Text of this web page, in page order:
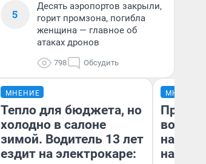
5
Десять аэропортов закрыли,
горит промзона, погибла
женщина — главное об
атаках дронов
798 Обсудить
МНЕНИЕ
Тепло для бюджета, но
холодно в салоне
зимой. Водитель 13 лет
ездит на электрокаре:
МНЕНИЕ
нам